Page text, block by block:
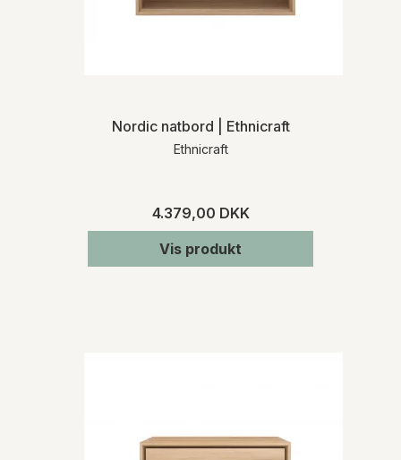
Nordic natbord | Ethnicraft
Ethnicraft
4.379,00 DKK
Vis produkt